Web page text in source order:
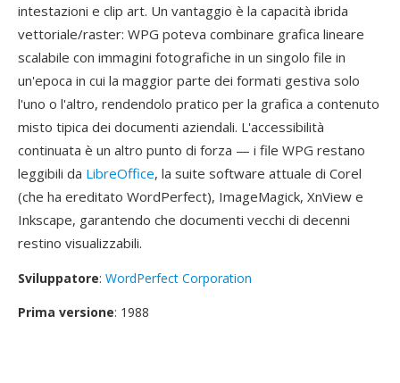
intestazioni e clip art. Un vantaggio è la capacità ibrida
vettoriale/raster: WPG poteva combinare grafica lineare
scalabile con immagini fotografiche in un singolo file in
un'epoca in cui la maggior parte dei formati gestiva solo
l'uno o l'altro, rendendolo pratico per la grafica a contenuto
misto tipica dei documenti aziendali. L'accessibilità
continuata è un altro punto di forza — i file WPG restano
leggibili da LibreOffice, la suite software attuale di Corel
(che ha ereditato WordPerfect), ImageMagick, XnView e
Inkscape, garantendo che documenti vecchi di decenni
restino visualizzabili.
Sviluppatore: WordPerfect Corporation
Prima versione: 1988